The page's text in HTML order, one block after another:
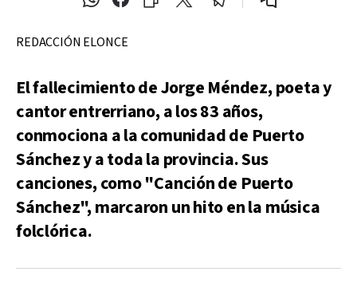
REDACCIÓN ELONCE
El fallecimiento de Jorge Méndez, poeta y
cantor entrerriano, a los 83 años,
conmociona a la comunidad de Puerto
Sánchez y a toda la provincia. Sus
canciones, como "Canción de Puerto
Sánchez", marcaron un hito en la música
folclórica.